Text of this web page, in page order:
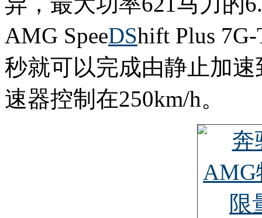
AMG SpeeDShift Plus
秒就可以完成由静止加
速器控制在250km/h。